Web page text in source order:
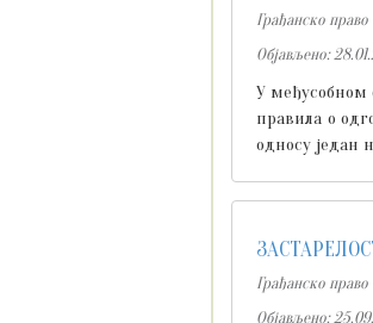
Грађанско
Објављено:
У међусобном
правила о
односу један
Грађанско
Објављено: